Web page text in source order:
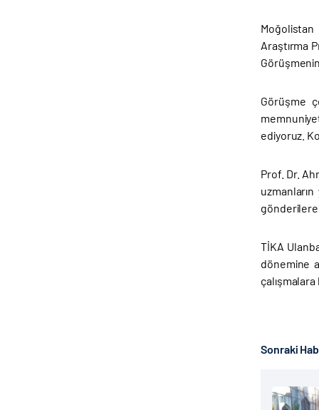
Moğolistan
Araştırma
Görüşme
ediyoruz.
Prof. Dr.
TİKA
dönemine
Sonraki